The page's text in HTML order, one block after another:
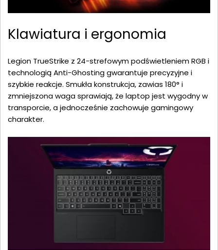
Klawiatura i ergonomia
Legion TrueStrike z 24-strefowym podświetleniem RGB i
technologią Anti-Ghosting gwarantuje precyzyjne i
szybkie reakcje. Smukła konstrukcja, zawias 180° i
zmniejszona waga sprawiają, że laptop jest wygodny w
transporcie, a jednocześnie zachowuje gamingowy
charakter.